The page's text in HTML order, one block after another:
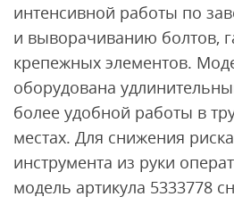
интенсивной работы по
и выворачиванию болтов,
крепежных элементов.
оборудована
более удобной работы в
местах. Для снижения
инструмента из руки
модель артикула 5333778